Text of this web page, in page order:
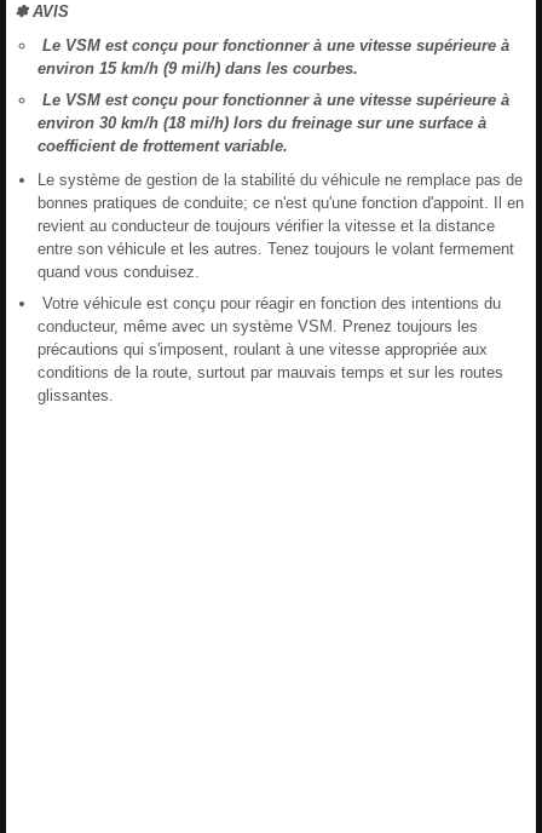
✽ AVIS
Le VSM est conçu pour fonctionner à une vitesse supérieure à
environ 15 km/h (9 mi/h) dans les courbes.
Le VSM est conçu pour fonctionner à une vitesse supérieure à
environ 30 km/h (18 mi/h) lors du freinage sur une surface à
coefficient de frottement variable.
Le système de gestion de la stabilité du véhicule ne remplace pas de
bonnes pratiques de conduite; ce n'est qu'une fonction d'appoint. Il en
revient au conducteur de toujours vérifier la vitesse et la distance
entre son véhicule et les autres. Tenez toujours le volant fermement
quand vous conduisez.
Votre véhicule est conçu pour réagir en fonction des intentions du
conducteur, même avec un système VSM. Prenez toujours les
précautions qui s'imposent, roulant à une vitesse appropriée aux
conditions de la route, surtout par mauvais temps et sur les routes
glissantes.